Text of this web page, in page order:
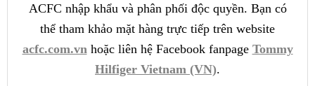
ACFC nhập khẩu và phân phối độc quyền. Bạn có
thể tham khảo mặt hàng trực tiếp trên website
acfc.com.vn hoặc liên hệ Facebook fanpage Tommy
Hilfiger Vietnam (VN).